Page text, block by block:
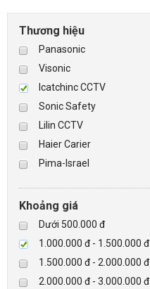
Thương hiệu
Panasonic
Visonic
Icatchinc CCTV
Sonic Safety
Lilin CCTV
Haier Carier
Pima-Israel
Checkpoint
Paradox-Canada
D-max
HIKVISON
Eguard
Khoảng giá
Dưới 500.000 đ
1.000.000 đ - 1.500.000 đ
1.500.000 đ - 2.000.000 đ
2.000.000 đ - 3.000.000 đ
CAMERA GIÁM SÁT
KIỂM SOÁT VÀO RA
BÁO ĐỘNG, BÁO CHÁY
NHÀ THÔNG MINH
LIÊN HỆ